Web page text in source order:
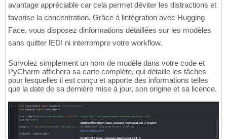
avantage appréciable car cela permet déviter les distractions et
favorise la concentration. Grâce à lintégration avec Hugging
Face, vous disposez dinformations détaillées sur les modèles
sans quitter lEDI ni interrompre votre workflow.
Survolez simplement un nom de modèle dans votre code et
PyCharm affichera sa carte complète, qui détaille les tâches
pour lesquelles il est conçu et apporte des informations telles
que la date de sa dernière mise à jour, son origine et sa licence.